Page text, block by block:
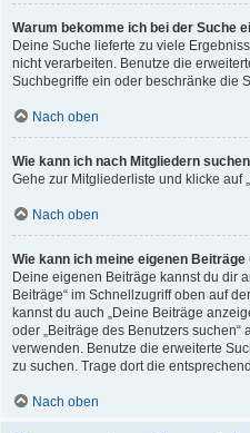
Warum bekomme ich bei der Suche
Deine Suche lieferte zu viele
nicht verarbeiten. Benutze die
Suchbegriffe ein oder beschränke die
Nach oben
Wie kann ich nach Mitgliedern
Gehe zur Mitgliederliste und klicke auf
Nach oben
Wie kann ich meine eigenen Beiträge
Deine eigenen Beiträge kannst du dir
Beiträge“ im Schnellzugriff oben auf
kannst du auch „Deine Beiträge
oder „Beiträge des Benutzers
verwenden. Benutze die erweiterte
zu suchen. Trage dort die
Nach oben